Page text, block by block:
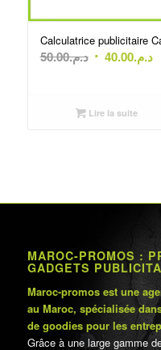
Calculatrice publicitaire
د.م.50.00
Le
était :
د.م.40.00
Le
Lire la suite
MAROC-PROMOS :
GADGETS
Maroc-promos est une
au Maroc, spécialisée
de goodies pour les
Grâce à une large gamme